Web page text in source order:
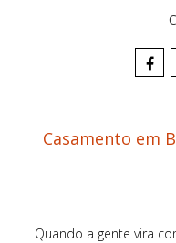
Casamento em
Quando a gente vira